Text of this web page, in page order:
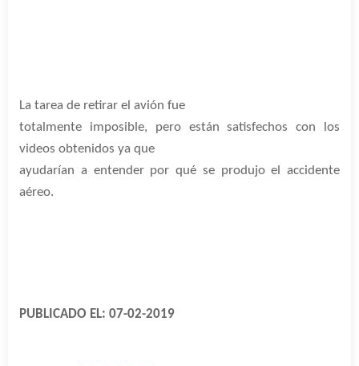
La tarea de retirar el avión fue
totalmente imposible, pero están satisfechos con los
videos obtenidos ya que
ayudarían a entender por qué se produjo el accidente
aéreo.
PUBLICADO EL: 07-02-2019